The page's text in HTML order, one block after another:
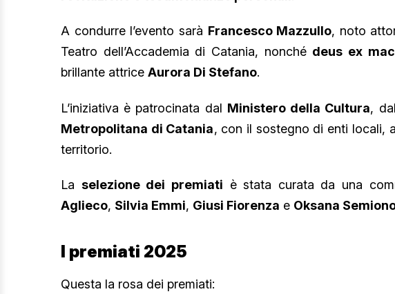
A condurre l’evento sarà Francesco Mazzullo, noto
Teatro dell’Accademia di Catania, nonché deus ex
brillante attrice Aurora Di Stefano.
L’iniziativa è patrocinata dal Ministero della Cultura,
Metropolitana di Catania, con il sostegno di enti locali,
territorio.
La selezione dei premiati è stata curata da una
Aglieco, Silvia Emmi, Giusi Fiorenza e Oksana
I premiati 2025
Questa la rosa dei premiati: